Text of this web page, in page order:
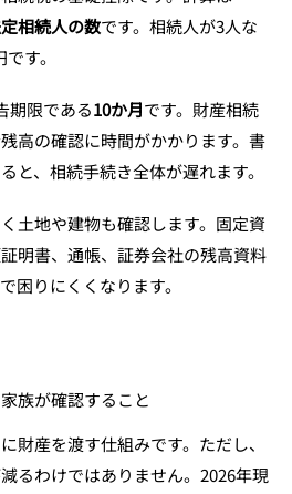
相続人の数です。相続人が3人な
す。
期限である10か月です。財産相続
高の確認に時間がかかります。書
と、相続手続き全体が遅れます。
土地や建物も確認します。固定資
明書、通帳、証券会社の残高資料
困りにくくなります。
族が確認すること
財産を渡す仕組みです。ただし、
るわけではありません。2026年現